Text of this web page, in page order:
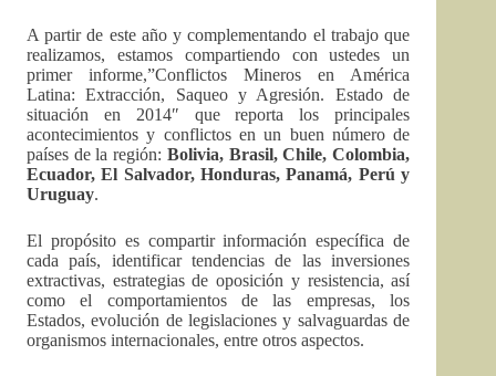
A partir de este año y complementando el trabajo que
realizamos, estamos compartiendo con ustedes un
primer informe,”Conflictos Mineros en América
Latina: Extracción, Saqueo y Agresión. Estado de
situación en 2014″ que reporta los principales
acontecimientos y conflictos en un buen número de
países de la región: Bolivia, Brasil, Chile, Colombia,
Ecuador, El Salvador, Honduras, Panamá, Perú y
Uruguay.
El propósito es compartir información específica de
cada país, identificar tendencias de las inversiones
extractivas, estrategias de oposición y resistencia, así
como el comportamientos de las empresas, los
Estados, evolución de legislaciones y salvaguardas de
organismos internacionales, entre otros aspectos.